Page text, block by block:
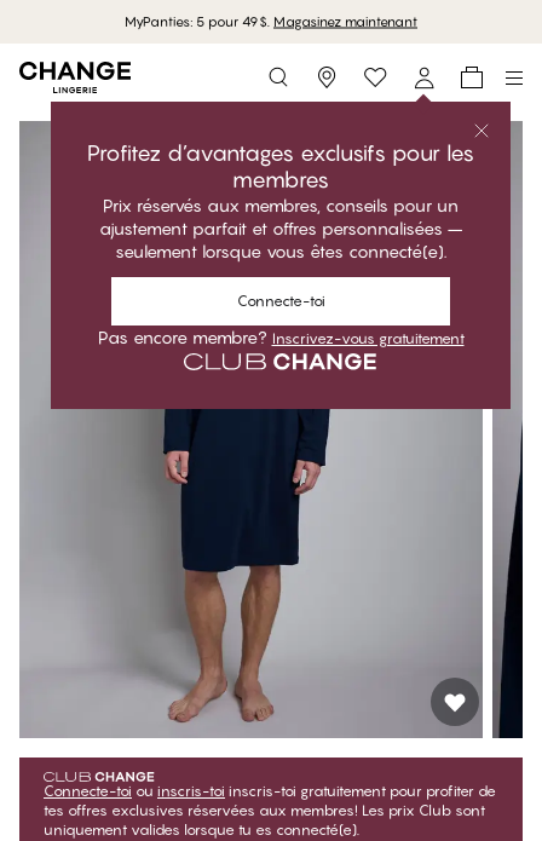
MyPanties: 5 pour 49$. Magasinez maintenant
Storefinder
Profitez d’avantages exclusifs pour les
membres
Prix réservés aux membres, conseils pour un
ajustement parfait et offres personnalisées –
seulement lorsque vous êtes connecté(e).
Connecte-toi
Pas encore membre? Inscrivez-vous gratuitement
Connecte-toi ou inscris-toi inscris-toi gratuitement pour profiter de
tes offres exclusives réservées aux membres! Les prix Club sont
uniquement valides lorsque tu es connecté(e).